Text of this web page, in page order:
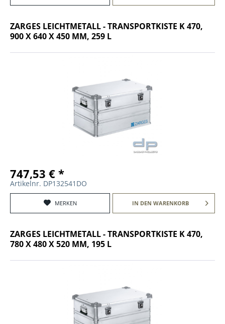
ZARGES LEICHTMETALL - TRANSPORTKISTE K 470,
900 X 640 X 450 MM, 259 L
747,53 € *
Artikelnr. DP132541DO
MERKEN IN DEN WARENKORB
ZARGES LEICHTMETALL - TRANSPORTKISTE K 470,
780 X 480 X 520 MM, 195 L